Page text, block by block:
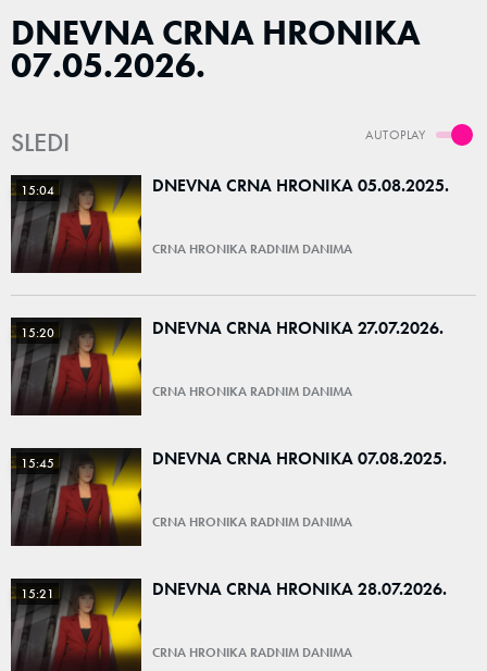
DNEVNA CRNA HRONIKA
07.05.2026.
AUTOPLAY
SLEDI
15:04 DNEVNA CRNA HRONIKA 05.08.2025.
CRNA HRONIKA RADNIM DANIMA
15:20 DNEVNA CRNA HRONIKA 27.07.2026.
CRNA HRONIKA RADNIM DANIMA
15:45 DNEVNA CRNA HRONIKA 07.08.2025.
CRNA HRONIKA RADNIM DANIMA
15:21 DNEVNA CRNA HRONIKA 28.07.2026.
CRNA HRONIKA RADNIM DANIMA